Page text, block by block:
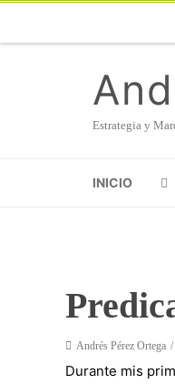
Estrategia y
INICIO
Andrés Pérez Ortega
Durante mis